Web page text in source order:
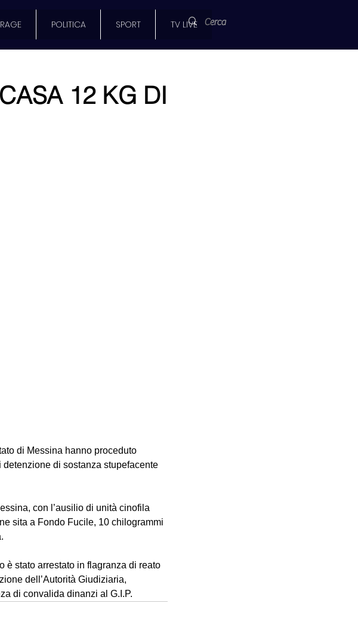
POLITICA SPORT TV LIVE
12 KG DI
di Messina hanno proceduto
di sostanza stupefacente
con l’ausilio di unità cinofila
sita a Fondo Fucile, 10 chilogrammi
è stato arrestato in flagranza di reato
dell’Autorità Giudiziaria,
di convalida dinanzi al G.I.P.